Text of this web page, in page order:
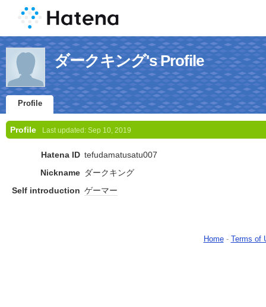
ダークキング's Profile
Profile
Profile Last updated: Sep 10, 2019
Hatena ID tefudamatusatu007
Nickname ダークキング
Self introduction ゲーマー
Home- Terms of